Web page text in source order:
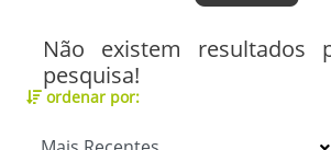
Não existem resultados
pesquisa!
ordenar por: